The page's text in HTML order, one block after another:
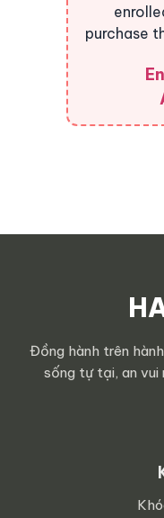
purchase
Đồng hành trên
sống tự tại, an vui